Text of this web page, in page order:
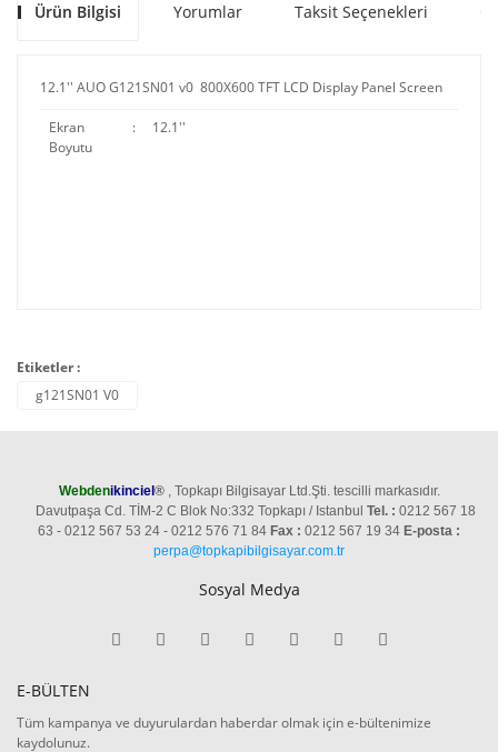
Ürün Bilgisi Yorumlar Taksit Seçenekleri
12.1'' AUO G121SN01 v0 800X600 TFT LCD Display Panel Screen
Ekran
Boyutu
: 12.1''
Etiketler :
g121SN01 V0
Webdenikinciel ®, Topkapı Bilgisayar Ltd.Şti. tescilli markasıdır.
Davutpaşa Cd. TİM-2 C Blok No:332 Topkapı / Istanbul Tel. : 0212 567 18
63 - 0212 567 53 24 - 0212 576 71 84 Fax : 0212 567 19 34 E-posta :
perpa@topkapibilgisayar.com.tr
Sosyal Medya
E-BÜLTEN
Tüm kampanya ve duyurulardan haberdar olmak için e-bültenimize
kaydolunuz.